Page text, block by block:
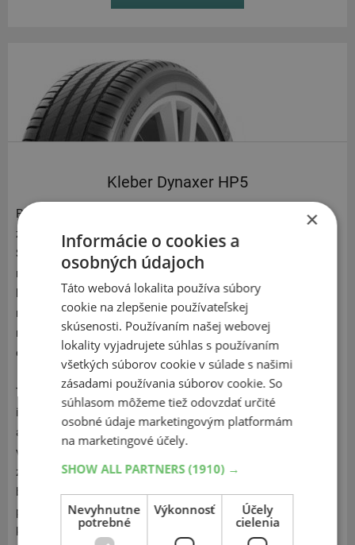
Kleber Dynaxer HP5
Pneumatika Kleber Dynaxer HP5 ponúka vďaka vyváženej
zmesi behúňa vynikajúcu priľnavosť za každého počasia.
Špeciálny tvar dezénu zlepšuje odvod vody pri vyšších
rýchlostiach, čím znižuje riziko akvaplaningu a zvyšuje
bezpečnosť na mokrých vozovkách. Robustná konštrukcia
rovnomerne rozkladá tlak na vozovku, čo prispieva k
rovnomernému opotrebovaniu pneumatiky a skracuje brzdnú
dráhu.
Tento letný model, vyvinutý pod záštitou skupiny Michelin, je
ideálnou voľbou pre náročných vodičov, ktorí hľadajú kvalitu
a spoľahlivosť. Pneumatika Kleber Dynaxer HP5 poskytuje
vynikajúce brzdné vlastnosti na mokrej vozovke, čo je
zásluhou pokročilého dizajnu dezénu, ktorý zvyšuje
bezpečnosť aj v náročných podmienkach. Okrem toho
ponúka zvýšenú odolnosť vďaka moderným materiálom,
ktoré predlžujú jej životnosť, a zaisťuje komfortnú jazdu
×
Informácie o cookies a
osobných údajoch
Táto webová lokalita používa súbory
cookie na zlepšenie používateľskej
skúsenosti. Používaním našej webovej
lokality vyjadrujete súhlas s používaním
všetkých súborov cookie v súlade s našimi
zásadami používania súborov cookie. So
súhlasom môžeme tiež odovzdať určité
osobné údaje marketingovým platformám
na marketingové účely.
SHOW ALL PARTNERS(1910) →
Nevyhnutne
potrebné
Výkonnosť
Účely
cielenia